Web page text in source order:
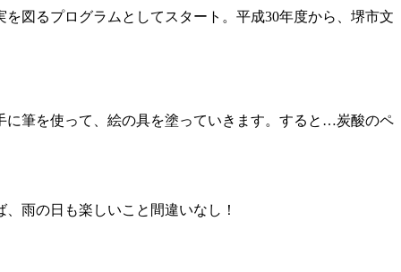
図るプログラムとしてスタート。平成30年度から、堺市文
筆を使って、絵の具を塗っていきます。すると…炭酸のペ
雨の日も楽しいこと間違いなし！